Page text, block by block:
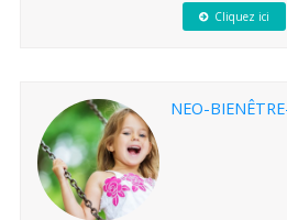
Cliquez ici
NEO-